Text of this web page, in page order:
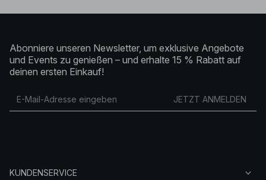
Abonniere unseren Newsletter, um exklusive Angebote
und Events zu genießen – und erhalte 15 % Rabatt auf
deinen ersten Einkauf!
JETZT ANMELDEN
KUNDENSERVICE